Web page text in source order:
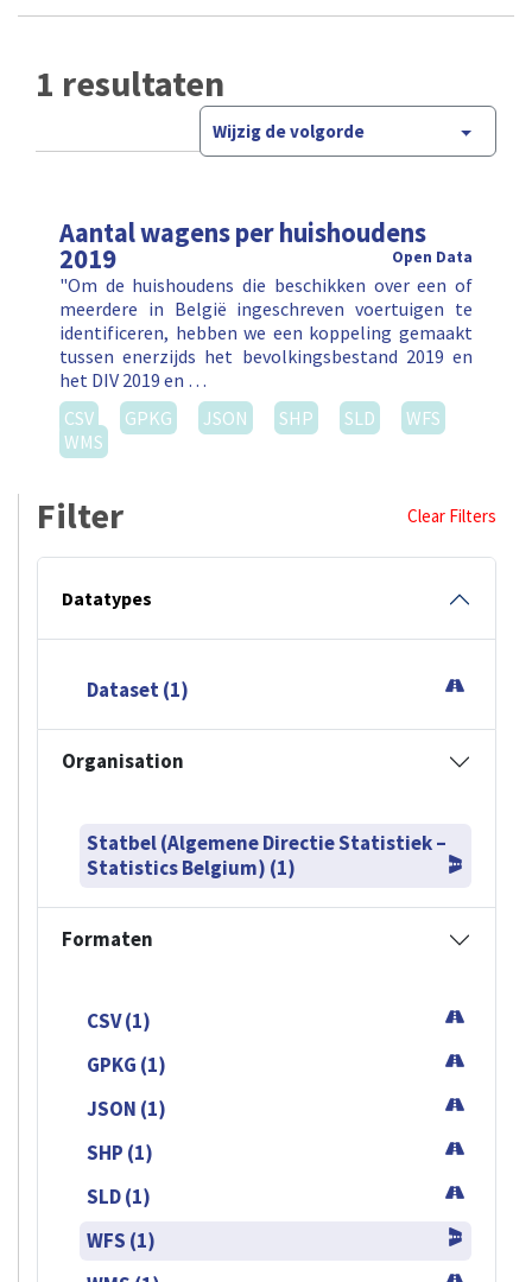
1 resultaten
Wijzig de volgorde
Aantal wagens per huishoudens
2019 Open Data
"Om de huishoudens die beschikken over een of
meerdere in België ingeschreven voertuigen te
identificeren, hebben we een koppeling gemaakt
tussen enerzijds het bevolkingsbestand 2019 en
het DIV 2019 en …
CSV
GPKG JSON SHP SLD
WFS
WMS
Filter Clear Filters
Datatypes
Dataset (1)
Organisation
Statbel (Algemene Directie Statistiek –
Statistics Belgium) (1)
Formaten
CSV (1)
GPKG (1)
JSON (1)
SHP (1)
SLD (1)
WFS (1)